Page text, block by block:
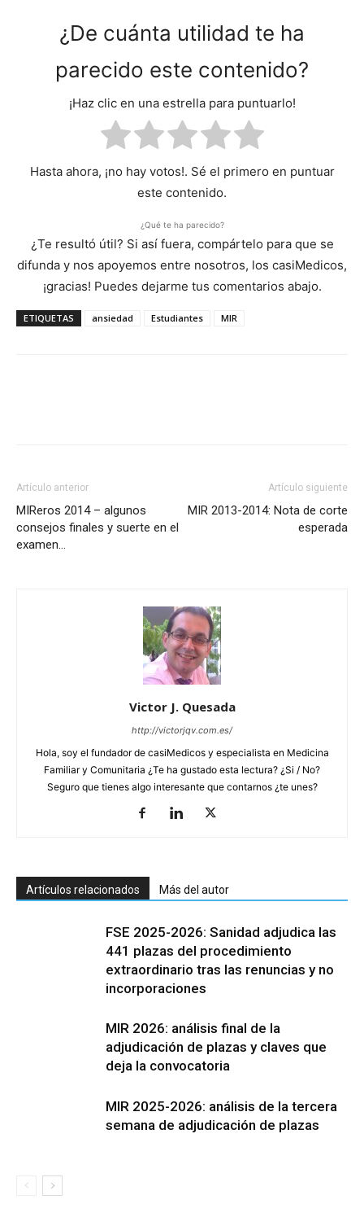
¿De cuánta utilidad te ha
parecido este contenido?
¡Haz clic en una estrella para puntuarlo!
Hasta ahora, ¡no hay votos!. Sé el primero en puntuar
este contenido.
¿Qué te ha parecido?
¿Te resultó útil? Si así fuera, compártelo para que se
difunda y nos apoyemos entre nosotros, los casiMedicos,
¡gracias! Puedes dejarme tus comentarios abajo.
ETIQUETAS ansiedad Estudiantes MIR
Artículo anterior
MIReros 2014 – algunos
consejos finales y suerte en el
examen…
Artículo siguiente
MIR 2013-2014: Nota de corte
esperada
Victor J. Quesada
http://victorjqv.com.es/
Hola, soy el fundador de casiMedicos y especialista en Medicina
Familiar y Comunitaria ¿Te ha gustado esta lectura? ¿Si / No?
Seguro que tienes algo interesante que contarnos ¿te unes?
Artículos relacionados Más del autor
FSE 2025-2026: Sanidad adjudica las
441 plazas del procedimiento
extraordinario tras las renuncias y no
incorporaciones
MIR 2026: análisis final de la
adjudicación de plazas y claves que
deja la convocatoria
MIR 2025-2026: análisis de la tercera
semana de adjudicación de plazas